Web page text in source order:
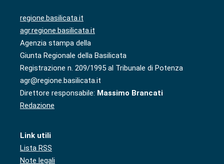
regione.basilicata.it
agr.regione.basilicata.it
Agenzia stampa della
Giunta Regionale della Basilicata
Registrazione n. 209/1995 al Tribunale di Potenza
agr@regione.basilicata.it
Direttore responsabile: Massimo Brancati
Redazione
Link utili
Lista RSS
Note legali